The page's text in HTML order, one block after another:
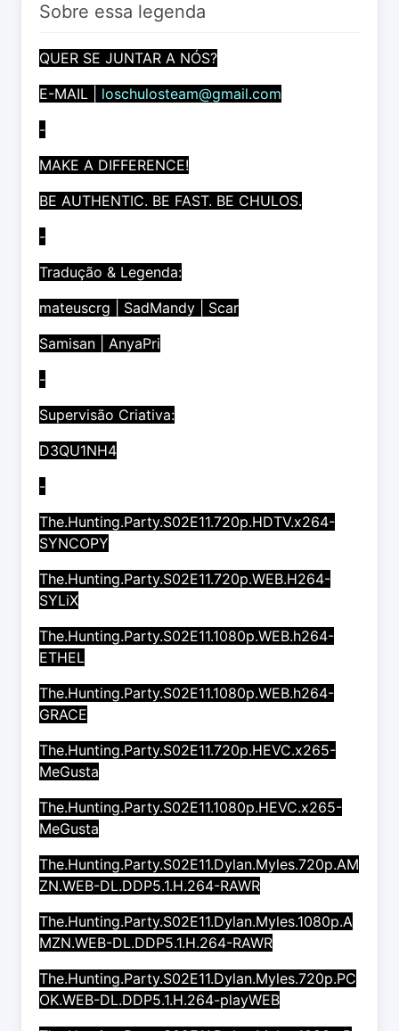
Sobre essa legenda
QUER SE JUNTAR A NÓS?
E-MAIL | loschulosteam@gmail.com
-
MAKE A DIFFERENCE!
BE AUTHENTIC. BE FAST. BE CHULOS.
-
Tradução & Legenda:
mateuscrg | SadMandy | Scar
Samisan | AnyaPri
-
Supervisão Criativa:
D3QU1NH4
-
The.Hunting.Party.S02E11.720p.HDTV.x264-
SYNCOPY
The.Hunting.Party.S02E11.720p.WEB.H264-
SYLiX
The.Hunting.Party.S02E11.1080p.WEB.h264-
ETHEL
The.Hunting.Party.S02E11.1080p.WEB.h264-
GRACE
The.Hunting.Party.S02E11.720p.HEVC.x265-
MeGusta
The.Hunting.Party.S02E11.1080p.HEVC.x265-
MeGusta
The.Hunting.Party.S02E11.Dylan.Myles.720p.AM
ZN.WEB-DL.DDP5.1.H.264-RAWR
The.Hunting.Party.S02E11.Dylan.Myles.1080p.A
MZN.WEB-DL.DDP5.1.H.264-RAWR
The.Hunting.Party.S02E11.Dylan.Myles.720p.PC
OK.WEB-DL.DDP5.1.H.264-playWEB